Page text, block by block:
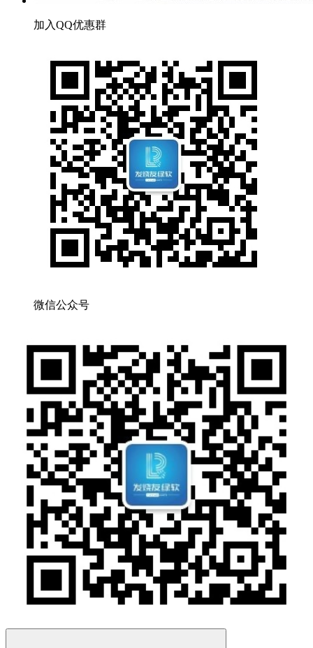
加入QQ优惠群
微信公众号